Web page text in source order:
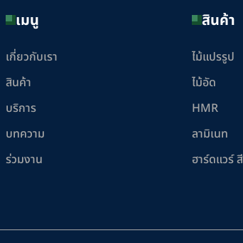
เมนู
เกี่ยวกับเรา
สินค้า
บริการ
บทความ
ร่วมงาน
สินค้า
ไม้แปรรูป
ไม้อัด
HMR
ลามิเนท
ฮาร์ดแวร์